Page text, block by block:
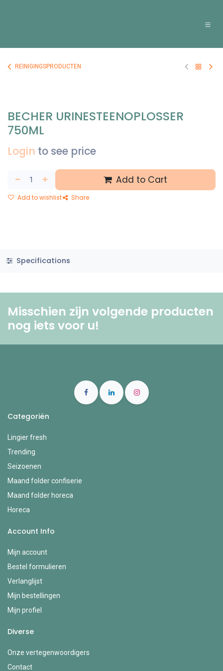
REINIGINGSPRODUCTEN
BECHER URINESTEENOPLOSSER
750ML
Login to see price
Add to Cart
Add to wishlist Share
Specifications
Misschien zijn volgende producten
nog iets voor u! ​
Categoriën
Lingier fresh
Trending
Seizoenen
Maand folder confiserie
Maand folder horeca
Horeca
Account Info
Mijn account
Bestel formulieren
Verlanglijst
Mijn bestellingen
Mijn profiel
Diverse
Onze vertegenwoordigers
Contact